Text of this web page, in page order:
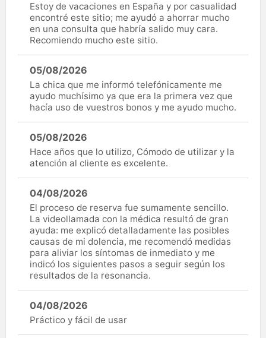
Estoy de vacaciones en España y por casualidad
encontré este sitio; me ayudó a ahorrar mucho
en una consulta que habría salido muy cara.
Recomiendo mucho este sitio.
05/08/2026
La chica que me informó telefónicamente me
ayudo muchísimo ya que era la primera vez que
hacía uso de vuestros bonos y me ayudo mucho.
05/08/2026
Hace años que lo utilizo, Cómodo de utilizar y la
atención al cliente es excelente.
04/08/2026
El proceso de reserva fue sumamente sencillo.
La videollamada con la médica resultó de gran
ayuda: me explicó detalladamente las posibles
causas de mi dolencia, me recomendó medidas
para aliviar los síntomas de inmediato y me
indicó los siguientes pasos a seguir según los
resultados de la resonancia.
04/08/2026
Práctico y fácil de usar